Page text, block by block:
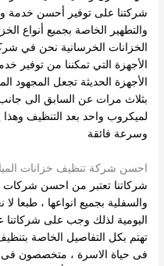
شركتنا على توفير أحسن خدمة
والتطهير الخاصة بجميع أنواع
الخزانات الخرسانية نحن في
الأجهزة التي تمكننا من توفير
الأجهزة الحديثة تجعل المجهود
بثلاث مرات عن السابق الى
لميكروب واحد بعد التنظيف وهذا
وسرعة فائقة
احسن شركة تنظيف خزانات
شركاتنا تعتبر من احسن شركات
والسفلية بجميع انواعها ، طبعا لا
اليومية لذلك وجب على شركاتنا
تهتم بكل التفاصيل الخاصة
فى حياة الاسرة ، متخصصون فى